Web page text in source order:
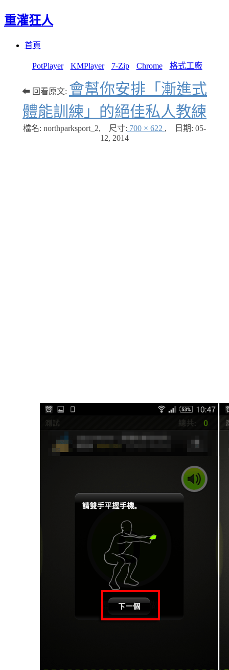
重灌狂人
首頁
PotPlayer KMPlayer 7-Zip Chrome 格式工廠
⬅ 回看原文: 會幫你安排「漸進式
體能訓練」的絕佳私人教練
檔名: northparksport_2, 尺寸: 700 × 622 , 日期: 05-
12, 2014